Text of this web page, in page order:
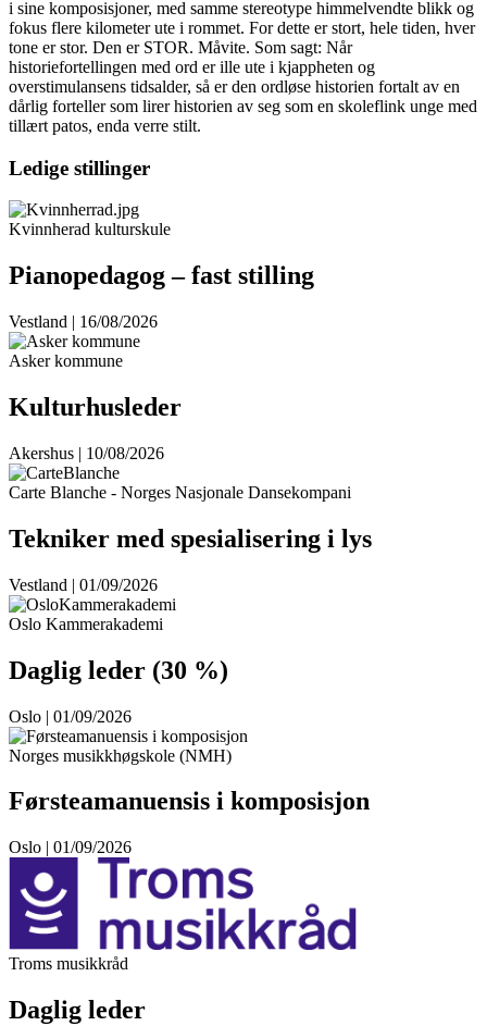
i sine komposisjoner, med samme stereotype himmelvendte blikk og
fokus flere kilometer ute i rommet. For dette er stort, hele tiden, hver
tone er stor. Den er STOR. Måvite. Som sagt: Når
historiefortellingen med ord er ille ute i kjappheten og
overstimulansens tidsalder, så er den ordløse historien fortalt av en
dårlig forteller som lirer historien av seg som en skoleflink unge med
tillært patos, enda verre stilt.
Ledige stillinger
Kvinnherad kulturskule
Pianopedagog – fast stilling
Vestland | 16/08/2026
Asker kommune
Kulturhusleder
Akershus | 10/08/2026
Carte Blanche - Norges Nasjonale Dansekompani
Tekniker med spesialisering i lys
Vestland | 01/09/2026
Oslo Kammerakademi
Daglig leder (30 %)
Oslo | 01/09/2026
Norges musikkhøgskole (NMH)
Førsteamanuensis i komposisjon
Oslo | 01/09/2026
Troms musikkråd
Daglig leder